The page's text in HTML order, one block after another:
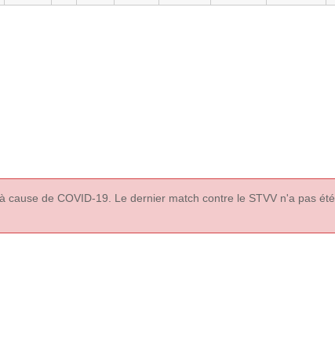
de COVID-19. Le dernier match contre le STVV n'a pas été